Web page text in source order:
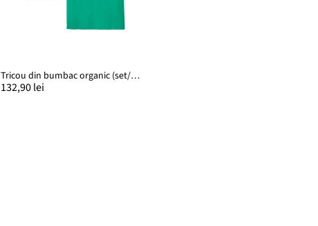
Tricou din bumbac organic (set/2 buc.)
132,90 lei